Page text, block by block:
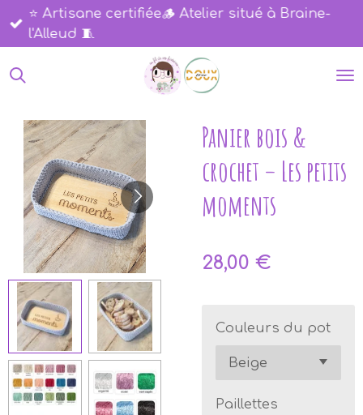
Passer
principal
⭐​ Artisane certifiée🪵 ​Atelier situé à Braine-
l'Alleud 🧵​
Panier bois &
crochet – Les petits
moments
28,00 €
Couleurs du pot
Paillettes